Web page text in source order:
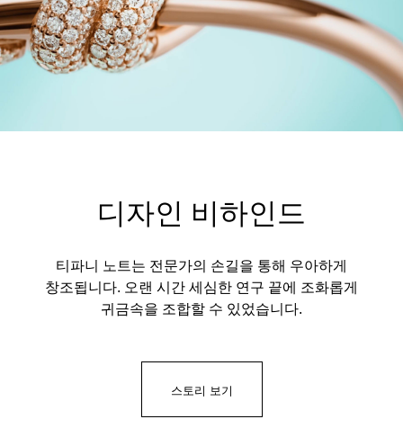
디자인 비하인드
티파니 노트는 전문가의 손길을 통해 우아하게
창조됩니다. 오랜 시간 세심한 연구 끝에 조화롭게
귀금속을 조합할 수 있었습니다.
스토리 보기